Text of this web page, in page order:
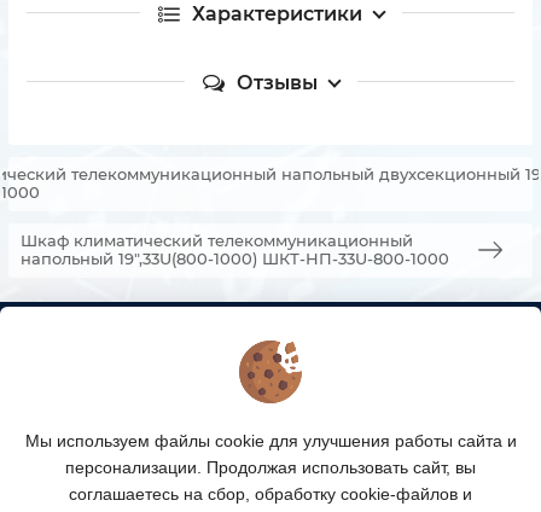
Характеристики
Отзывы
телекоммуникационный напольный двухсекционный
Шкаф климатический телекоммуникационный
напольный 19",33U(800-1000) ШКТ-НП-33U-800-1000
КАТАЛОГ ТОВАРОВ
Мы используем файлы cookie для улучшения работы сайта и
персонализации. Продолжая использовать сайт, вы
соглашаетесь на сбор, обработку cookie-файлов и